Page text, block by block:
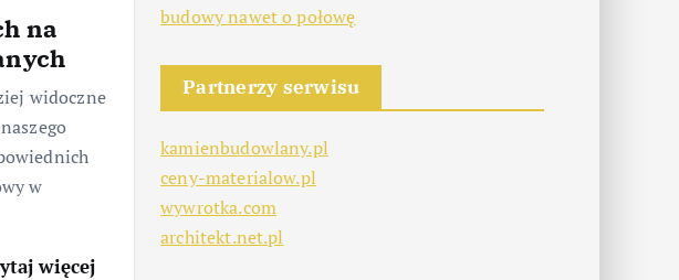
na
widoczne
w
więcej
budowy nawet o połowę
Partnerzy serwisu
kamienbudowlany.pl
ceny-materialow.pl
wywrotka.com
architekt.net.pl